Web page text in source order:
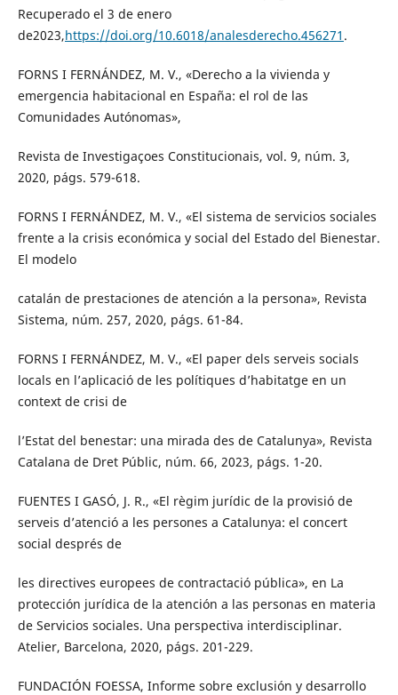
Recuperado el 3 de enero
de2023,https://doi.org/10.6018/analesderecho.456271 .
FORNS I FERNÁNDEZ, M. V., «Derecho a la vivienda y
emergencia habitacional en España: el rol de las
Comunidades Autónomas»,
Revista de Investigaçoes Constitucionais, vol. 9, núm. 3,
2020, págs. 579-618.
FORNS I FERNÁNDEZ, M. V., «El sistema de servicios sociales
frente a la crisis económica y social del Estado del Bienestar.
El modelo
catalán de prestaciones de atención a la persona», Revista
Sistema, núm. 257, 2020, págs. 61-84.
FORNS I FERNÁNDEZ, M. V., «El paper dels serveis socials
locals en l’aplicació de les polítiques d’habitatge en un
context de crisi de
l’Estat del benestar: una mirada des de Catalunya», Revista
Catalana de Dret Públic, núm. 66, 2023, págs. 1-20.
FUENTES I GASÓ, J. R., «El règim jurídic de la provisió de
serveis d’atenció a les persones a Catalunya: el concert
social després de
les directives europees de contractació pública», en La
protección jurídica de la atención a las personas en materia
de Servicios sociales. Una perspectiva interdisciplinar.
Atelier, Barcelona, 2020, págs. 201-229.
FUNDACIÓN FOESSA, Informe sobre exclusión y desarrollo